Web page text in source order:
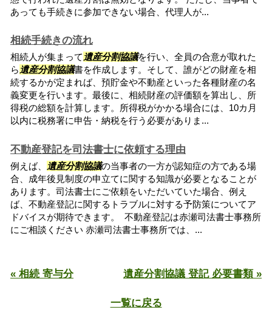
あっても手続きに参加できない場合、代理人が...
相続手続きの流れ
相続人が集まって 遺産分割協議を行い、全員の合意が取れた
ら 遺産分割協議書を作成します。そして、誰がどの財産を相
続するかが定まれば、預貯金や不動産といった各種財産の名
義変更を行います。最後に、相続財産の評価額を算出し、所
得税の総額を計算します。所得税がかかる場合には、10カ月
以内に税務署に申告・納税を行う必要がありま...
不動産登記を司法書士に依頼する理由
例えば、 遺産分割協議の当事者の一方が認知症の方である場
合、成年後見制度の申立てに関する知識が必要となることが
あります。司法書士にご依頼をいただいていた場合、例え
ば、不動産登記に関するトラブルに対する予防策についてア
ドバイスが期待できます。 不動産登記は赤瀬司法書士事務所
にご相談ください 赤瀬司法書士事務所では、...
« 相続 寄与分 遺産分割協議 登記 必要書類 »
一覧に戻る